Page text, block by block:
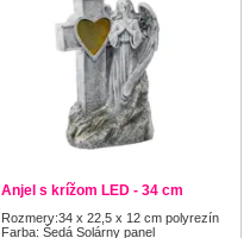
Anjel s krížom LED - 34 cm
Rozmery:34 x 22,5 x 12 cm polyrezín
Farba: Šedá Solárny panel